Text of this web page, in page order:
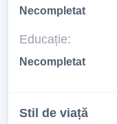
Necompletat
Educație:
Necompletat
Stil de viață